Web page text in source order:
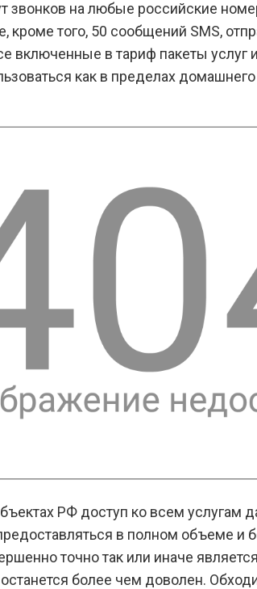
звонков на любые российские
кроме того, 50 сообщений SMS,
включенные в тариф пакеты услуг
как в пределах домашнего
РФ доступ ко всем услугам
в полном объеме и
точно так или иначе
более чем доволен.